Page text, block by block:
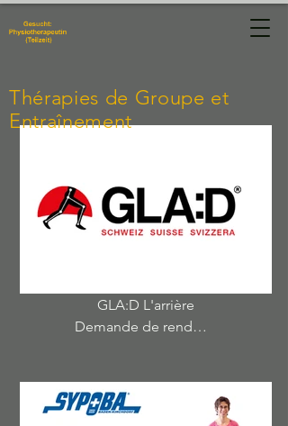
Thérapies de Groupe et
Entraînement
Demande de rendez-vous
GLA:D L'arrière